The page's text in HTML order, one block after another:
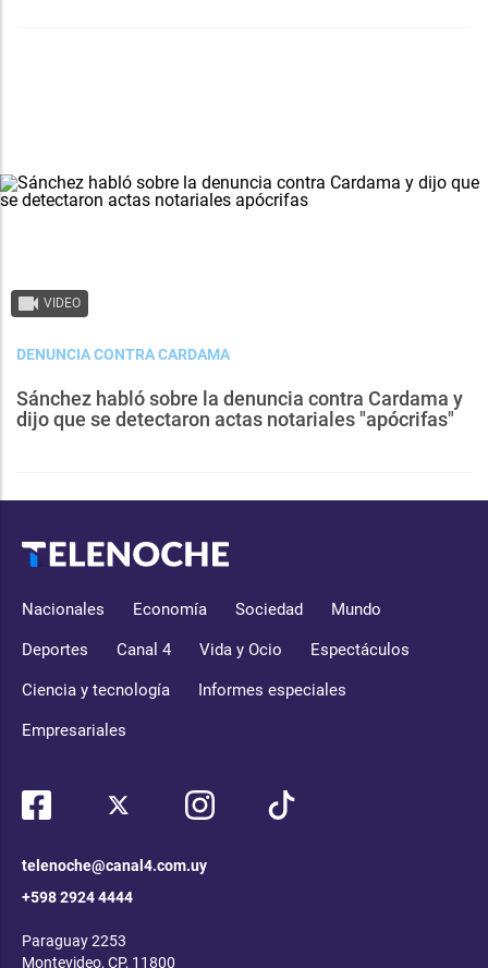
VIDEO
DENUNCIA CONTRA CARDAMA
Sánchez habló sobre la denuncia contra Cardama y
dijo que se detectaron actas notariales "apócrifas"
Nacionales Economía Sociedad Mundo
Deportes Canal 4 Vida y Ocio Espectáculos
Ciencia y tecnología Informes especiales
Empresariales
telenoche@canal4.com.uy
+598 2924 4444
Paraguay 2253
Montevideo, CP, 11800